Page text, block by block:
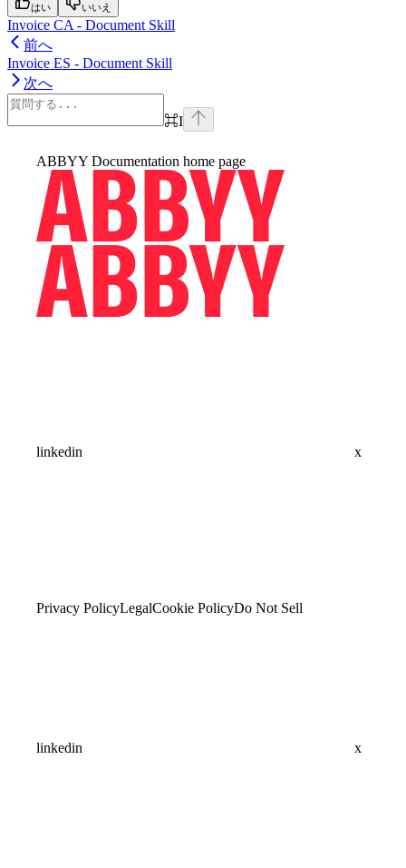
はい いいえ
Invoice CA - Document Skill
前へ
Invoice ES - Document Skill
次へ
⌘I
ABBYY Documentation home page
linkedin x
Privacy PolicyLegalCookie PolicyDo Not Sell
linkedin x